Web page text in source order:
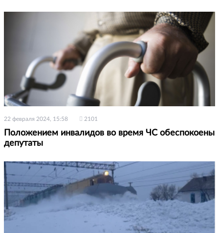
22 февраля 2024, 15:58 2101
Положением инвалидов во время ЧС обеспокоены
депутаты